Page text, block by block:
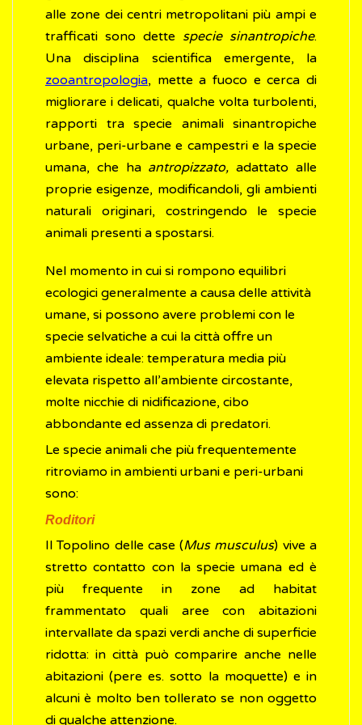
alle zone dei centri metropolitani più ampi e
trafficati sono dette specie sinantropiche.
Una disciplina scientifica emergente, la
zooantropologia, mette a fuoco e cerca di
migliorare i delicati, qualche volta turbolenti,
rapporti tra specie animali sinantropiche
urbane, peri-urbane e campestri e la specie
umana, che ha antropizzato,adattato alle
proprie esigenze, modificandoli, gli ambienti
naturali originari, costringendo le specie
animali presenti a spostarsi.
Nel momento in cui si rompono equilibri
ecologici generalmente a causa delle attività
umane, si possono avere problemi con le
specie selvatiche a cui la città offre un
ambiente ideale: temperatura media più
elevata rispetto all’ambiente circostante,
molte nicchie di nidificazione, cibo
abbondante ed assenza di predatori.
Le specie animali che più frequentemente
ritroviamo in ambienti urbani e peri-urbani
sono:
Roditori
Il Topolino delle case (Mus musculus) vive a
stretto contatto con la specie umana ed è
più frequente in zone ad habitat
frammentato quali aree con abitazioni
intervallate da spazi verdi anche di superficie
ridotta: in città può comparire anche nelle
abitazioni (pere es. sotto la moquette) e in
alcuni è molto ben tollerato se non oggetto
di qualche attenzione.